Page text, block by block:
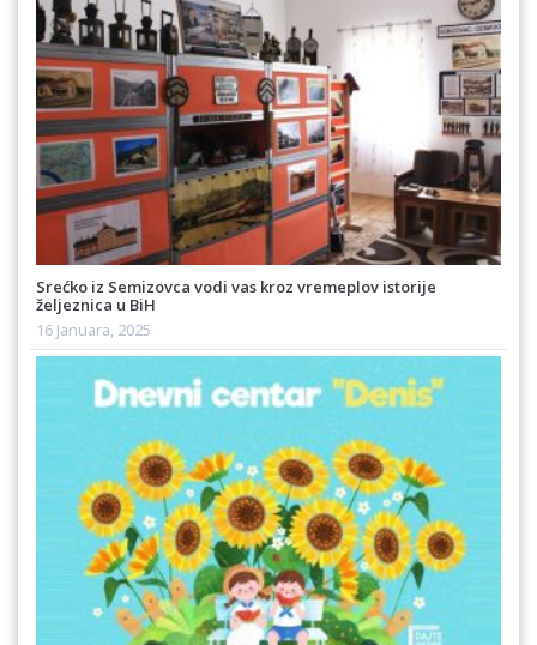
Srećko iz Semizovca vodi vas kroz vremeplov istorije
željeznica u BiH
16 Januara, 2025